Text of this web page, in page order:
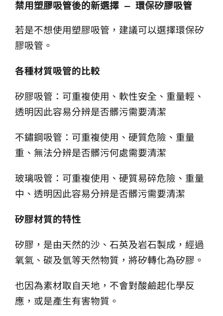
禁用塑膠吸管後的新選擇 — 環保矽膠吸管
若是不想使用塑膠吸管，建議可以選擇環保矽
膠吸管。
各種材質吸管的比較
矽膠吸管：可重複使用、軟性安全、重量輕、
透明因此容易分辨是否髒污需要清潔
不鏽鋼吸管：可重複使用、硬質危險、重量
重、無法分辨是否髒污何處需要清潔
玻璃吸管：可重複使用、硬質易碎危險、重量
中、透明因此容易分辨是否髒污需要清潔
矽膠材質的特性
矽膠，是由天然的沙、石英及岩石製成，經過
氧氣、碳及氫等天然物質，將矽轉化為矽膠。
也因為素材取自天地，不會對酸鹼起化學反
應，或是產生有害物質。